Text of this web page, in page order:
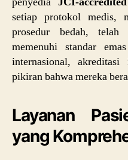
setiap protokol medis,
prosedur bedah,
memenuhi standar
internasional,
pikiran bahwa mereka
Layanan
yang